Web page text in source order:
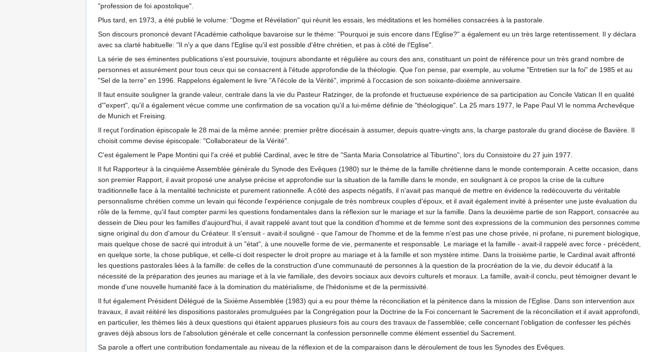
"profession de foi apostolique".
Plus tard, en 1973, a été publié le volume: "Dogme et Révélation" qui réunit les essais, les méditations et les homélies consacrées à la pastorale.
Son discours prononcé devant l'Académie catholique bavaroise sur le thème: "Pourquoi je suis encore dans l'Eglise?" a également eu un très large retentissement. Il y déclara
avec sa clarté habituelle: "Il n'y a que dans l'Eglise qu'il est possible d'être chrétien, et pas à côté de l'Eglise".
La série de ses éminentes publications s'est poursuivie, toujours abondante et régulière au cours des ans, constituant un point de référence pour un très grand nombre de
personnes et assurément pour tous ceux qui se consacrent à l'étude approfondie de la théologie. Que l'on pense, par exemple, au volume "Entretien sur la foi" de 1985 et au
"Sel de la terre" en 1996. Rappelons également le livre "A l'école de la Vérité", imprimé à l'occasion de son soixante-dixième anniversaire.
Il faut ensuite souligner la grande valeur, centrale dans la vie du Pasteur Ratzinger, de la profonde et fructueuse expérience de sa participation au Concile Vatican II en qualité
d'"expert", qu'il a également vécue comme une confirmation de sa vocation qu'il a lui-même définie de "théologique". La 25 mars 1977, le Pape Paul VI le nomma Archevêque
de Munich et Freising.
Il reçut l'ordination épiscopale le 28 mai de la même année: premier prêtre diocésain à assumer, depuis quatre-vingts ans, la charge pastorale du grand diocèse de Bavière. Il
choisit comme devise épiscopale: "Collaborateur de la Vérité".
C'est également le Pape Montini qui l'a créé et publié Cardinal, avec le titre de "Santa Maria Consolatrice al Tiburtino", lors du Consistoire du 27 juin 1977.
Il fut Rapporteur à la cinquième Assemblée générale du Synode des Evêques (1980) sur le thème de la famille chrétienne dans le monde contemporain. A cette occasion, dans
son premier Rapport, il avait proposé une analyse précise et approfondie sur la situation de la famille dans le monde, en soulignant à ce propos la crise de la culture
traditionnelle face à la mentalité techniciste et purement rationnelle. A côté des aspects négatifs, il n'avait pas manqué de mettre en évidence la redécouverte du véritable
personnalisme chrétien comme un levain qui féconde l'expérience conjugale de très nombreux couples d'époux, et il avait également invité à présenter une juste évaluation du
rôle de la femme, qu'il faut compter parmi les questions fondamentales dans la réflexion sur le mariage et sur la famille. Dans la deuxième partie de son Rapport, consacrée au
dessein de Dieu pour les familles d'aujourd'hui, il avait rappelé avant tout que la condition d'homme et de femme sont des expressions de la communion des personnes comme
signe original du don d'amour du Créateur. Il s'ensuit - avait-il souligné - que l'amour de l'homme et de la femme n'est pas une chose privée, ni profane, ni purement biologique,
mais quelque chose de sacré qui introduit à un "état", à une nouvelle forme de vie, permanente et responsable. Le mariage et la famille - avait-il rappelé avec force - précèdent,
en quelque sorte, la chose publique, et celle-ci doit respecter le droit propre au mariage et à la famille et son mystère intime. Dans la troisième partie, le Cardinal avait affronté
les questions pastorales liées à la famille: de celles de la construction d'une communauté de personnes à la question de la procréation de la vie, du devoir éducatif à la
nécessité de la préparation des jeunes au mariage et à la vie familiale, des devoirs sociaux aux devoirs culturels et moraux. La famille, avait-il conclu, peut témoigner devant le
monde d'une nouvelle humanité face à la domination du matérialisme, de l'hédonisme et de la permissivité.
Il fut également Président Délégué de la Sixième Assemblée (1983) qui a eu pour thème la réconciliation et la pénitence dans la mission de l'Eglise. Dans son intervention aux
travaux, il avait réitéré les dispositions pastorales promulguées par la Congrégation pour la Doctrine de la Foi concernant le Sacrement de la réconciliation et il avait approfondi,
en particulier, les thèmes liés à deux questions qui étaient apparues plusieurs fois au cours des travaux de l'assemblée; celle concernant l'obligation de confesser les péchés
graves déjà absous lors de l'absolution générale et celle concernant la confession personnelle comme élément essentiel du Sacrement.
Sa parole a offert une contribution fondamentale au niveau de la réflexion et de la comparaison dans le déroulement de tous les Synodes des Evêques.